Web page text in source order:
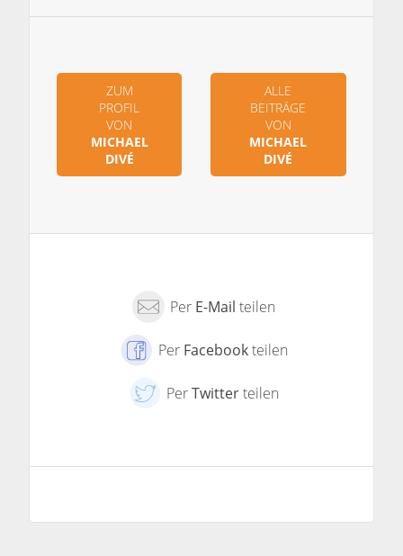
ZUM
PROFIL
VON
MICHAEL
DIVÉ
ALLE
BEITRÄGE
VON
MICHAEL
DIVÉ
Per E-Mail teilen
Per Facebookteilen
PerTwitterteilen